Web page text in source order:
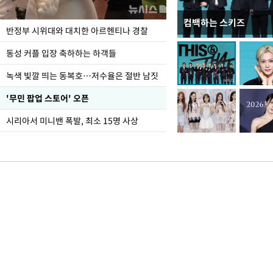
반정부 시위대와 대치한 아르헨티나 경찰
동성 커플 입장 축하하는 하객들
녹색 빛깔 띄는 동복호…저수율은 절반 남짓
'무민 팝업 스토어' 오픈
시리아서 미니밴 폭발, 최소 15명 사상
컴백하는 스키즈
정동영, 北 '조선' 호
숙 후에 하겠다는 말